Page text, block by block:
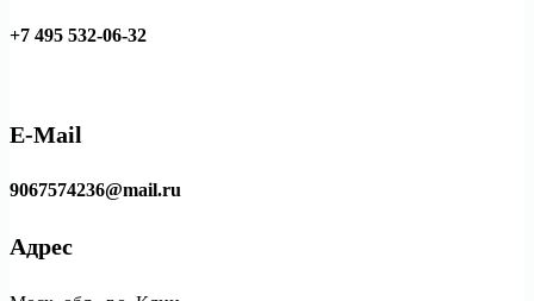
+7 495 532-06-32
E-Mail
9067574236@mail.ru
Адрес